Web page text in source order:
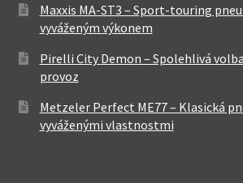
Maxxis MA-ST3 – Sport-touring
vyváženým výkonem
Pirelli City Demon – Spolehlivá
provoz
Metzeler Perfect ME77 – Klasická
vyváženými vlastnostmi